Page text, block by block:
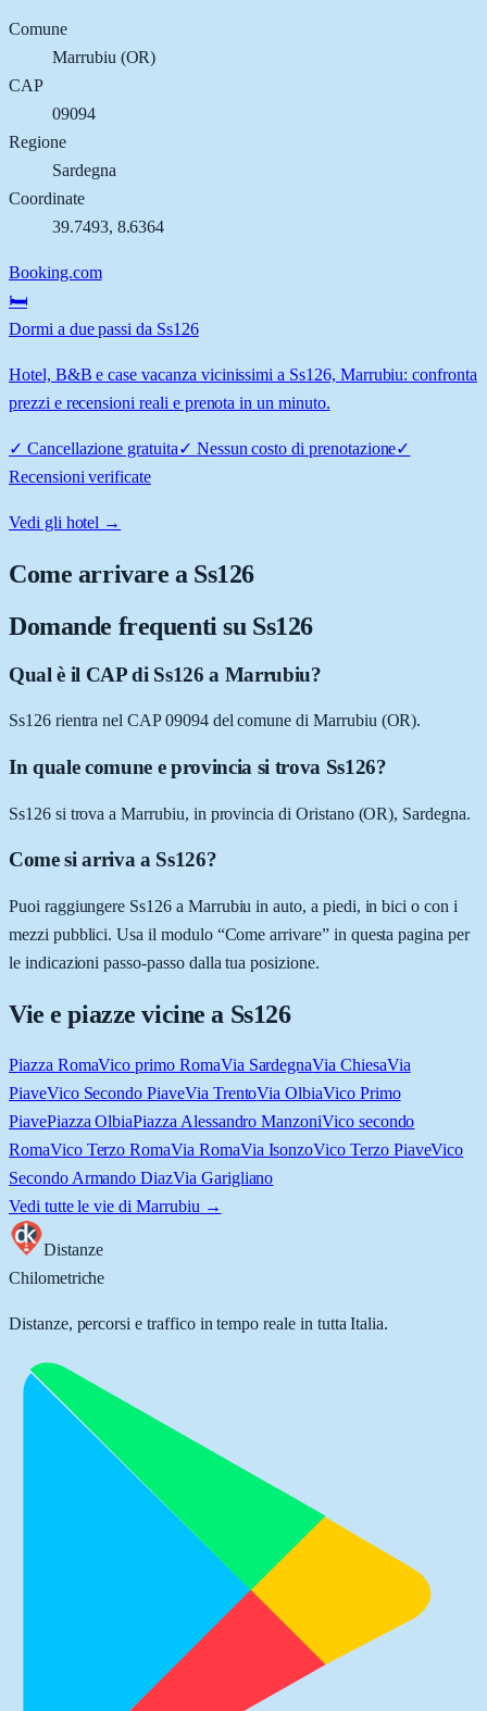
Comune
Marrubiu (OR)
CAP
09094
Regione
Sardegna
Coordinate
39.7493, 8.6364
Booking.com
🛏️
Dormi a due passi da Ss126
Hotel, B&B e case vacanza vicinissimi a Ss126, Marrubiu: confronta
prezzi e recensioni reali e prenota in un minuto.
✓ Cancellazione gratuita✓ Nessun costo di prenotazione✓
Recensioni verificate
Vedi gli hotel →
Come arrivare a Ss126
Domande frequenti su Ss126
Qual è il CAP di Ss126 a Marrubiu?
Ss126 rientra nel CAP 09094 del comune di Marrubiu (OR).
In quale comune e provincia si trova Ss126?
Ss126 si trova a Marrubiu, in provincia di Oristano (OR), Sardegna.
Come si arriva a Ss126?
Puoi raggiungere Ss126 a Marrubiu in auto, a piedi, in bici o con i
mezzi pubblici. Usa il modulo “Come arrivare” in questa pagina per
le indicazioni passo-passo dalla tua posizione.
Vie e piazze vicine a Ss126
Piazza RomaVico primo RomaVia SardegnaVia ChiesaVia
PiaveVico Secondo PiaveVia TrentoVia OlbiaVico Primo
PiavePiazza OlbiaPiazza Alessandro ManzoniVico secondo
RomaVico Terzo RomaVia RomaVia IsonzoVico Terzo PiaveVico
Secondo Armando DiazVia Garigliano
Vedi tutte le vie di Marrubiu →
Distanze
Chilometriche
Distanze, percorsi e traffico in tempo reale in tutta Italia.